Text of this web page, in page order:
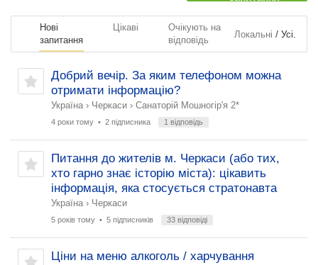
Нові
запитання
Цікаві
Очікують на
відповідь
Локальні / Усі.
Добрий вечір. За яким телефоном можна
отримати інформацію?
Україна › Черкаси › Санаторій Мошногір'я 2*
4 роки тому • 2 підписника 1 відповідь
Питання до жителів м. Черкаси (або тих,
хто гарно знає історію міста): цікавить
інформація, яка стосується стратонавта
Україна › Черкаси
5 років тому • 5 підписників 33 відповіді
Ціни на меню алкоголь / харчування